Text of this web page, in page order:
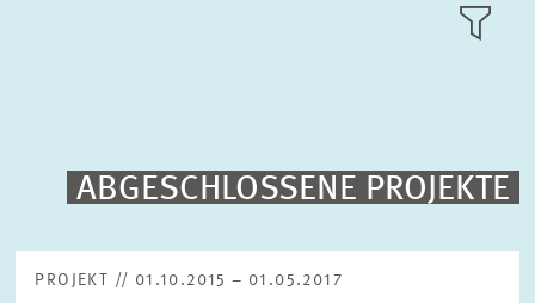
FORSCHUNGSSCHWERPUNKTE
PROJEKTE
KACHEL
Volltext-Suche
ABGESCHLOSSENE PROJEKTE
PROJEKT // 01.10.2015 – 01.05.2017